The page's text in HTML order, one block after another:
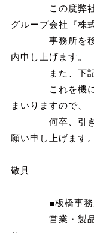
この度弊社は
グループ会社『株
事務所を移転
内申し上げます。
また、下記体
これを機に、
まいりますので、
何卒、引き続
願い申し上げます。
敬具
■板橋事務
営業・製品・